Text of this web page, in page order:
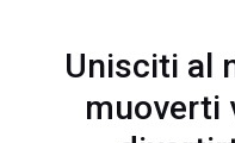
Unisciti al
muoverti